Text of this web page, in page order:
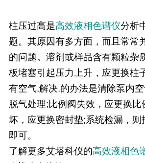
柱压过高是高效液相色谱仪分析
题。其原因有多方面，而且常常
的问题。溶剂或样品含有颗粒杂
板堵塞引起压力上升，应更换柱
有空气,解决.的办法是清除泵内
脱气处理;比例阀失效，应更换比
坏，应更换密封垫;系统检漏，则
即可。
了解更多艾塔科仪的高效液相色